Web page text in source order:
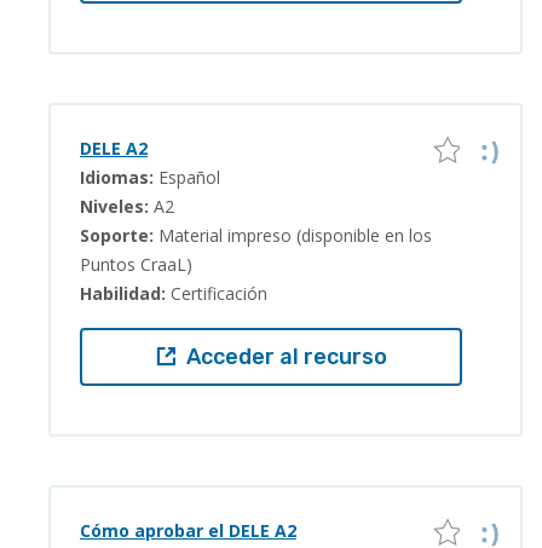
DELE A2
Idiomas: Español
Niveles: A2
Soporte: Material impreso (disponible en los
Puntos CraaL)
Habilidad: Certificación
Acceder al recurso
Cómo aprobar el DELE A2